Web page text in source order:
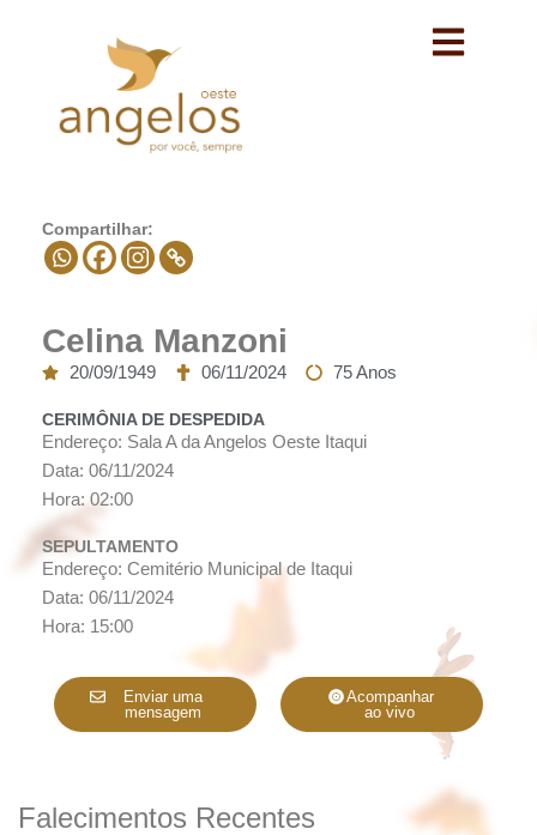
Compartilhar:
Celina Manzoni
20/09/1949 06/11/2024 75 Anos
CERIMÔNIA DE DESPEDIDA
Endereço: Sala A da Angelos Oeste Itaqui
Data: 06/11/2024
Hora: 02:00
SEPULTAMENTO
Endereço: Cemitério Municipal de Itaqui
Data: 06/11/2024
Hora: 15:00
Enviar uma
mensagem
Acompanhar
ao vivo
Falecimentos Recentes